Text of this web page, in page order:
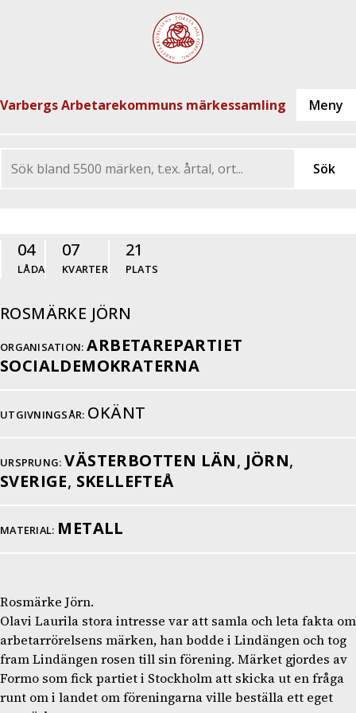
Varbergs Arbetarekommuns märkessamling
04
LÅDA
07
KVARTER
21
PLATS
ROSMÄRKE JÖRN
ORGANISATION: ARBETAREPARTIET
SOCIALDEMOKRATERNA
UTGIVNINGSÅR: OKÄNT
URSPRUNG: VÄSTERBOTTEN LÄN, JÖRN,
SVERIGE, SKELLEFTEÅ
MATERIAL: METALL
Rosmärke Jörn.
Olavi Laurila stora intresse var att samla och leta fakta om
arbetarrörelsens märken, han bodde i Lindängen och tog
fram Lindängen rosen till sin förening. Märket gjordes av
Formo som fick partiet i Stockholm att skicka ut en fråga
runt om i landet om föreningarna ville beställa ett eget